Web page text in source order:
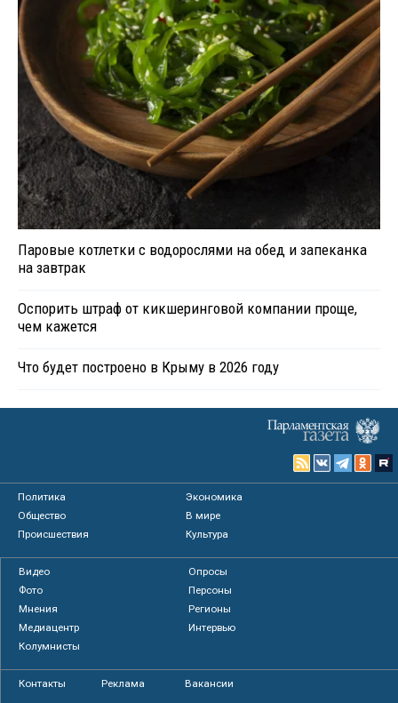
Паровые котлетки с водорослями на обед и запеканка
на завтрак
Оспорить штраф от кикшеринговой компании проще,
чем кажется
Что будет построено в Крыму в 2026 году
Политика
Экономика
Общество
В мире
Происшествия
Культура
Видео
Опросы
Фото
Персоны
Мнения
Регионы
Медиацентр
Интервью
Колумнисты
Контакты Реклама Вакансии